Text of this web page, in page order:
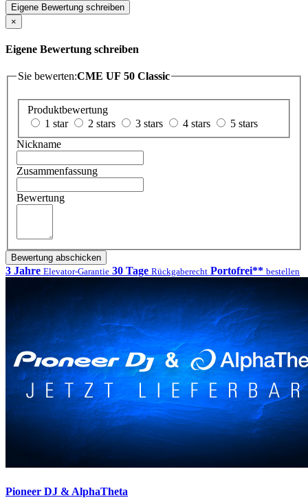
Eigene Bewertung schreiben
×
Eigene Bewertung schreiben
Sie bewerten:CME UF 50 Classic
Produktbewertung
1 star
2 stars 3 stars 4 stars
5 stars
Nickname
Zusammenfassung
Bewertung
Bewertung abschicken
3 Jahre Elevator-Garantie 30 Tage Rückgaberecht Portofrei** bestellen
Pioneer DJ & AlphaTheta